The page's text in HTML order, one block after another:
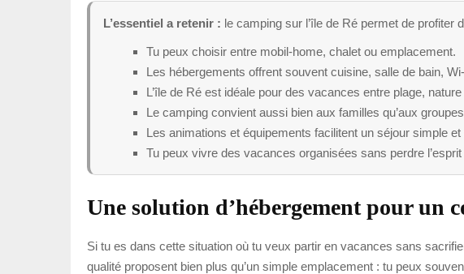
L’essentiel a retenir : le camping sur l’île de Ré permet de profiter
Tu peux choisir entre mobil-home, chalet ou emplacement.
Les hébergements offrent souvent cuisine, salle de bain,
L’île de Ré est idéale pour des vacances entre plage,
Le camping convient aussi bien aux familles qu’aux groupes
Les animations et équipements facilitent un séjour simple et
Tu peux vivre des vacances organisées sans perdre
Une solution d’hébergement pour un
Si tu es dans cette situation où tu veux partir en vacances sans
qualité proposent bien plus qu’un simple emplacement : tu peux